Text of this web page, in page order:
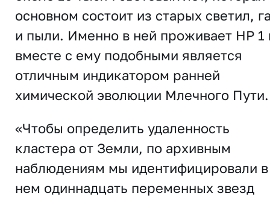
основном состоит из старых светил,
и пыли. Именно в ней проживает HP 1
вместе с ему подобными является
отличным индикатором ранней
химической эволюции Млечного Пути.
«Чтобы определить удаленность
кластера от Земли, по архивным
наблюдениям мы идентифицировали в
нем одиннадцать переменных звезд